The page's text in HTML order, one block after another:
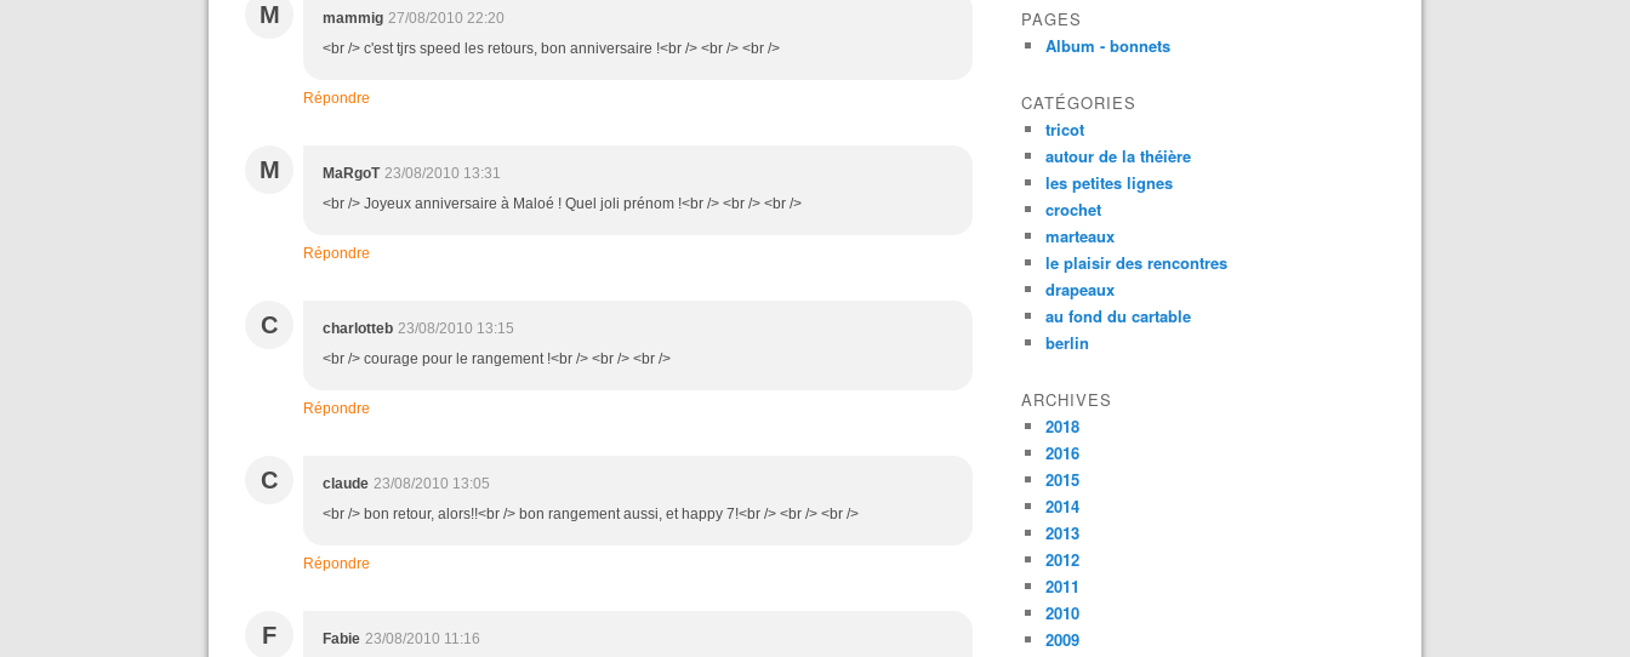
M mammig 27/08/2010 22:20
<br /> c'est tjrs speed les retours, bon anniversaire !<br /> <br /> <br />
Répondre
M MaRgoT 23/08/2010 13:31
<br /> Joyeux anniversaire à Maloé ! Quel joli prénom !<br /> <br /> <br />
Répondre
C charlotteb 23/08/2010 13:15
<br /> courage pour le rangement !<br /> <br /> <br />
Répondre
C claude 23/08/2010 13:05
<br /> bon retour, alors!!<br /> bon rangement aussi, et happy 7!<br /> <br /> <br />
Répondre
F Fabie 23/08/2010 11:16
PAGES
Album - bonnets
CATÉGORIES
tricot
autour de la théière
les petites lignes
crochet
marteaux
le plaisir des rencontres
drapeaux
au fond du cartable
berlin
ARCHIVES
2018
2016
2015
2014
2013
2012
2011
2010
2009